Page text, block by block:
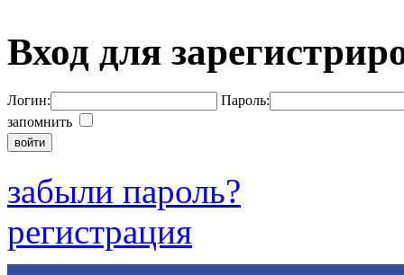
Вход для
Логин:
Пароль:
запомнить
забыли пароль?
регистрация